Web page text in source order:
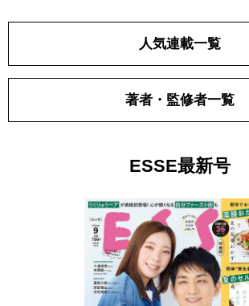
人気連載一覧
著者・監修者一覧
ESSE最新号